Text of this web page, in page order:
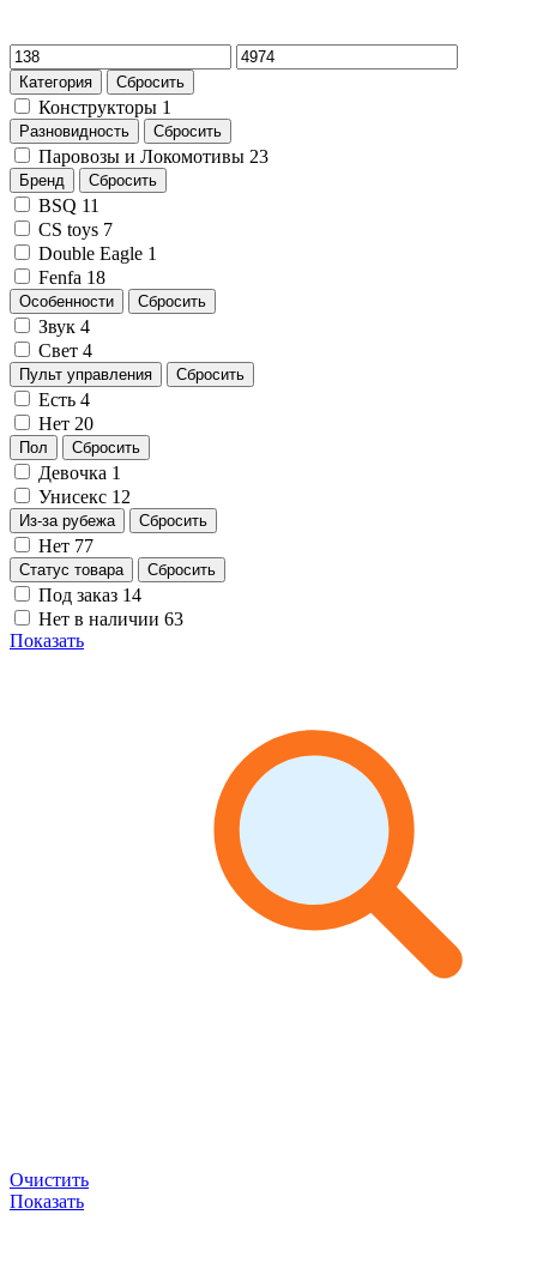
Категория Сбросить
Конструкторы 1
Разновидность Сбросить
Паровозы и Локомотивы 23
Бренд Сбросить
BSQ 11
CS toys 7
Double Eagle 1
Fenfa 18
Особенности Сбросить
Звук 4
Свет 4
Пульт управления Сбросить
Есть 4
Нет 20
Пол Сбросить
Девочка 1
Унисекс 12
Из-за рубежа Сбросить
Нет 77
Статус товара Сбросить
Под заказ 14
Нет в наличии 63
Показать
Очистить
Показать